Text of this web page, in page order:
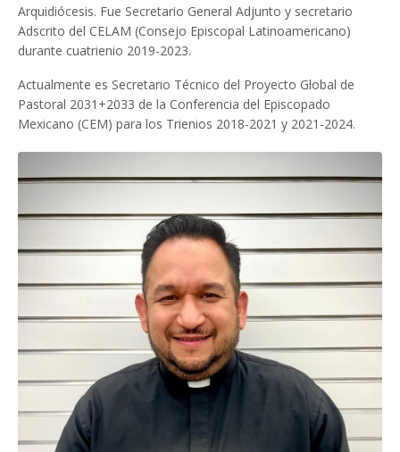
Arquidiócesis. Fue Secretario General Adjunto y secretario
Adscrito del CELAM (Consejo Episcopal Latinoamericano)
durante cuatrienio 2019-2023.
Actualmente es Secretario Técnico del Proyecto Global de
Pastoral 2031+2033 de la Conferencia del Episcopado
Mexicano (CEM) para los Trienios 2018-2021 y 2021-2024.